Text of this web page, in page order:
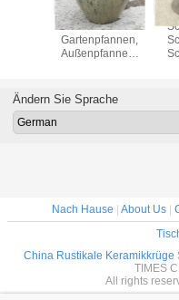
Rustikale
Gartenpfannen,
Außenpfannen,
GRT9016
Ändern Sie Sprache
Nach Hause | About Us |
China Rustikale Keramikkrüge
TIMES
All rights